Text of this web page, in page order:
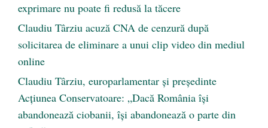
exprimare nu poate fi redusă la tăcere
Claudiu Târziu acuză CNA de cenzură după
solicitarea de eliminare a unui clip video din mediul
online
Claudiu Târziu, europarlamentar și președinte
Acțiunea Conservatoare: „Dacă România își
abandonează ciobanii, își abandonează o parte din